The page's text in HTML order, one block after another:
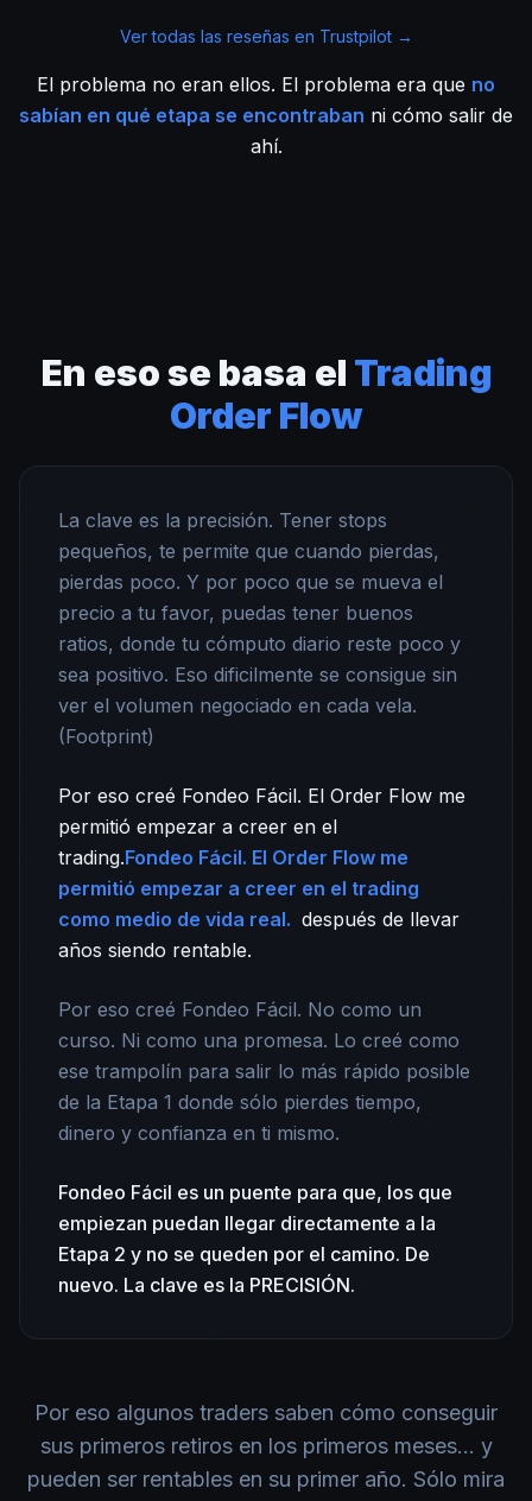
Ver todas las reseñas en Trustpilot →
El problema no eran ellos. El problema era que no
sabían en qué etapa se encontraban ni cómo salir de
ahí.
En eso se basa el Trading
Order Flow
La clave es la precisión. Tener stops
pequeños, te permite que cuando pierdas,
pierdas poco. Y por poco que se mueva el
precio a tu favor, puedas tener buenos
ratios, donde tu cómputo diario reste poco y
sea positivo. Eso dificilmente se consigue sin
ver el volumen negociado en cada vela.
(Footprint)
Por eso creé Fondeo Fácil. El Order Flow me
permitió empezar a creer en el
trading.Fondeo Fácil. El Order Flow me
permitió empezar a creer en el trading
como medio de vida real. después de llevar
años siendo rentable.
Por eso creé Fondeo Fácil. No como un
curso. Ni como una promesa. Lo creé como
ese trampolín para salir lo más rápido posible
de la Etapa 1 donde sólo pierdes tiempo,
dinero y confianza en ti mismo.
Fondeo Fácil es un puente para que, los que
empiezan puedan llegar directamente a la
Etapa 2 y no se queden por el camino. De
nuevo. La clave es la PRECISIÓN.
Por eso algunos traders saben cómo conseguir
sus primeros retiros en los primeros meses… y
pueden ser rentables en su primer año. Sólo mira